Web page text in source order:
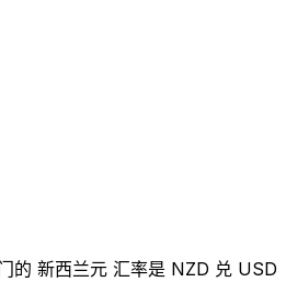
的 新西兰元 汇率是 NZD 兑 USD